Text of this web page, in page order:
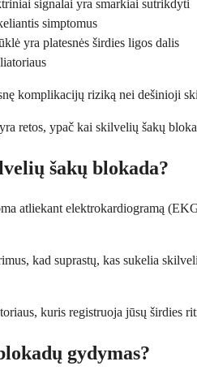
signalai yra smarkiai sutrikdyti
simptomus
yra platesnės širdies ligos dalis
komplikacijų riziką nei dešinioji
retos, ypač kai skilvelių šakų
šakų blokada?
atliekant elektrokardiogramą
kad suprastų, kas sukelia
kuris registruoja jūsų širdies
gydymas?